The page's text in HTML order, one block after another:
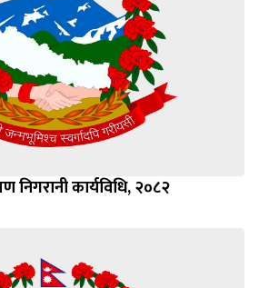
निगरानी कार्यविधि, २०८२